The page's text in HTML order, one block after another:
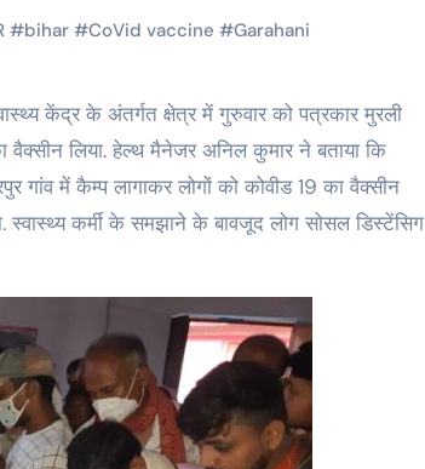
#bihar #CoVid vaccine #Garahani
वैक्सीन लिया. हेल्थ मैनेजर अनिल कुमार ने बताया कि
गांव में कैम्प लागाकर लोगों को कोवीड 19 का वैक्सीन
स्वास्थ्य कर्मी के समझाने के बावजूद लोग सोसल डिस्टेंसिग